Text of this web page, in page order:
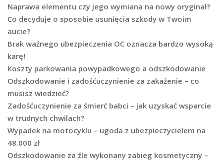
Naprawa elementu czy jego wymiana na nowy oryginał?
Co decyduje o sposobie usunięcia szkody w Twoim
aucie?
Brak ważnego ubezpieczenia OC oznacza bardzo wysoką
karę!
Koszty parkowania powypadkowego a odszkodowanie
Odszkodowanie i zadośćuczynienie za zakażenie – co
musisz wiedzieć?
Zadośćuczynienie za śmierć babci – jak uzyskać wsparcie
w trudnych chwilach?
Wypadek na motocyklu – ugoda z ubezpieczycielem na
48.000 zł
Odszkodowanie za źle wykonany zabieg kosmetyczny –